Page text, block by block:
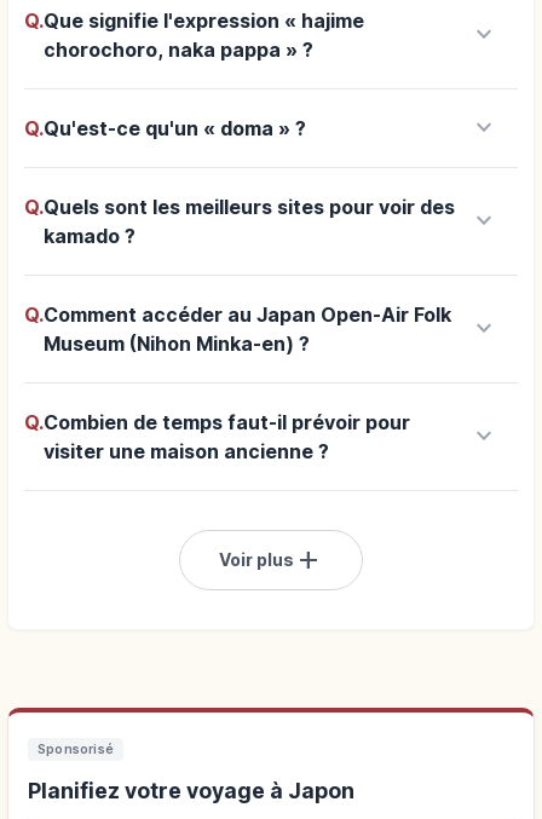
Q.Que signifie l'expression « hajime
chorochoro, naka pappa » ?
keyboard_arrow_down
Q.Qu'est-ce qu'un « doma » ? keyboard_arrow_down
Q.Quels sont les meilleurs sites pour voir des
kamado ?
keyboard_arrow_down
Q.Comment accéder au Japan Open-Air Folk
Museum (Nihon Minka-en) ?
keyboard_arrow_down
Q.Combien de temps faut-il prévoir pour
visiter une maison ancienne ?
keyboard_arrow_down
Voir plus add
Sponsorisé
Planifiez votre voyage à Japon